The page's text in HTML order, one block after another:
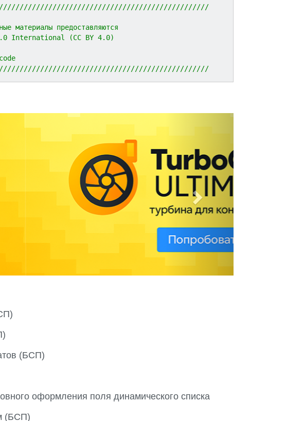
материалы предоставляются
International (CC BY 4.0)
x
t
(БСП)
оформления поля динамического списка
(БСП)